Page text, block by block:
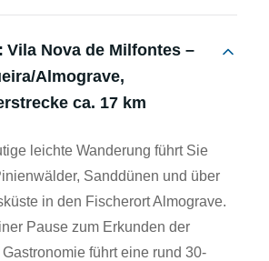
Vila Nova de Milfontes –
Almograve,
ca. 17 km
leichte Wanderung führt Sie
Sanddünen und über
in den Fischerort Almograve.
Pause zum Erkunden der
Gastronomie führt eine rund 30-